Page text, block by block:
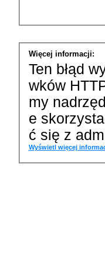
Więcej informacji:
Ten błąd
wków
my
e
ć się z
Wyświetl więcej